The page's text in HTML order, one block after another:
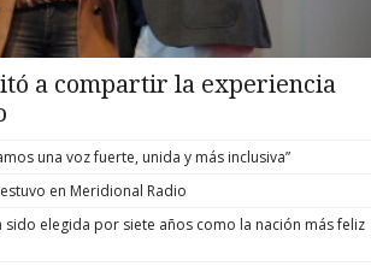
a compartir la experiencia
una voz fuerte, unida y más inclusiva”
en Meridional Radio
sido elegida por siete años como la nación más feliz